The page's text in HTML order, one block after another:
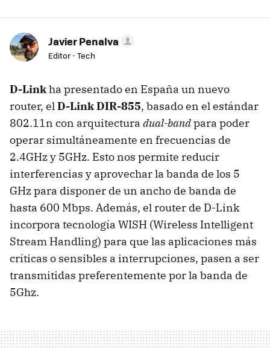
Javier Penalva
Editor - Tech
D-Linkha presentado en España un nuevo
router, elD-Link DIR-855, basado en el estándar
802.11n con arquitectura dual-bandpara poder
operar simultáneamente en frecuencias de
2.4GHz y 5GHz. Esto nos permite reducir
interferencias y aprovechar la banda de los 5
GHz para disponer de un ancho de banda de
hasta 600 Mbps. Además, el router de D-Link
incorpora tecnología WISH (Wireless Intelligent
Stream Handling) para que las aplicaciones más
críticas o sensibles a interrupciones, pasen a ser
transmitidas preferentemente por la banda de
5Ghz.